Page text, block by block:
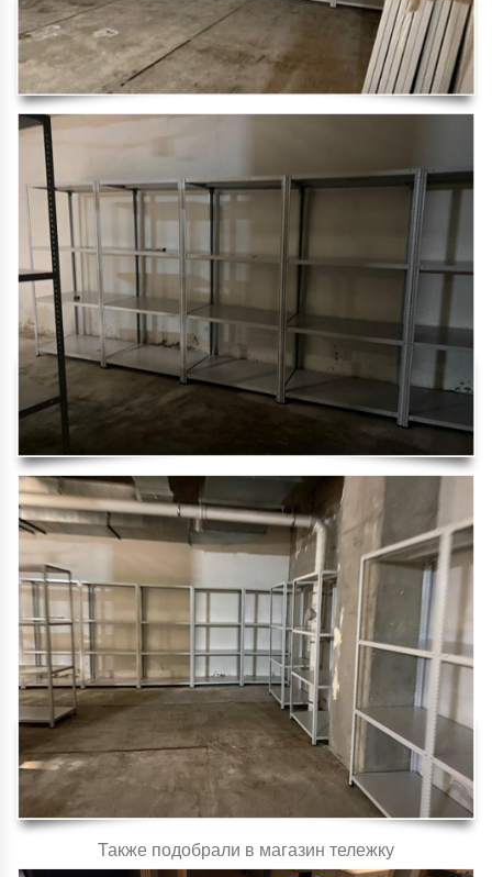
Также подобрали в магазин тележку